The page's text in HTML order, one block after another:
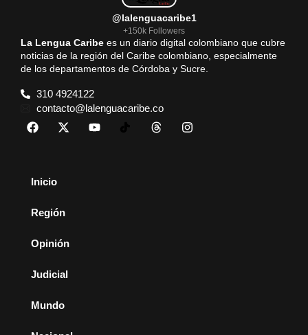
@lalenguacaribe1
+150k Followers
La Lengua Caribe es un diario digital colombiano que cubre
noticias de la región del Caribe colombiano, especialmente
de los departamentos de Córdoba y Sucre.
310 4924122
contacto@lalenguacaribe.co
Inicio
Región
Opinión
Judicial
Mundo